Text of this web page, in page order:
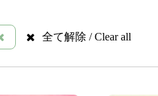
全て解除 / Clear all